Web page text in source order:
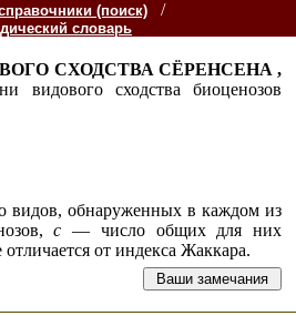
(поиск) /
словарь
СХОДСТВА СЁРЕНСЕНА ,
видового сходства биоценозов
видов, обнаруженных в каждом из
с— число общих для них
от индекса Жаккара.